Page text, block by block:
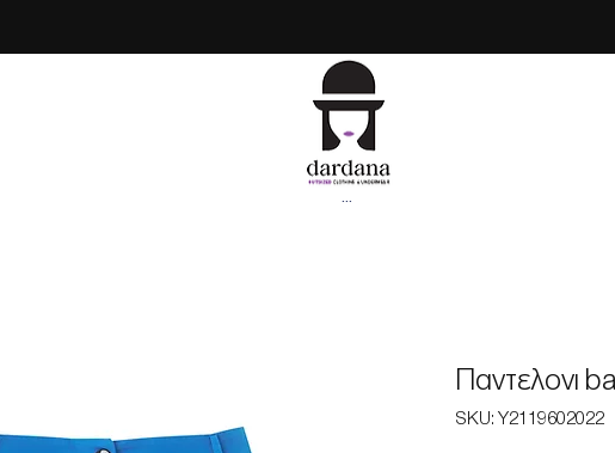
Παντελονι
SKU: Υ2119602022